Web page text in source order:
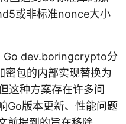
或非标准nonce大小
Go dev.boringcrypto分
包的内部实现替换为
这种方案存在许多问
Go版本更新、性能问题